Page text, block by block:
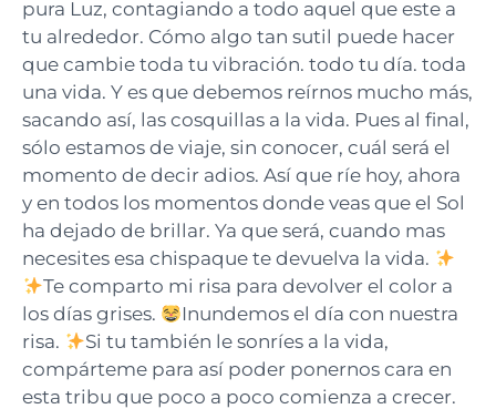
pura Luz, contagiando a todo aquel que este a
tu alrededor. Cómo algo tan sutil puede hacer
que cambie toda tu vibración. todo tu día. toda
una vida. Y es que debemos reírnos mucho más,
sacando así, las cosquillas a la vida. Pues al final,
sólo estamos de viaje, sin conocer, cuál será el
momento de decir adios. Así que ríe hoy, ahora
y en todos los momentos donde veas que el Sol
ha dejado de brillar. Ya que será, cuando mas
necesites esa chispaque te devuelva la vida.
Te comparto mi risa para devolver el color a
los días grises.
Inundemos el día con nuestra
risa.
Si tu también le sonríes a la vida,
compárteme para así poder ponernos cara en
esta tribu que poco a poco comienza a crecer.